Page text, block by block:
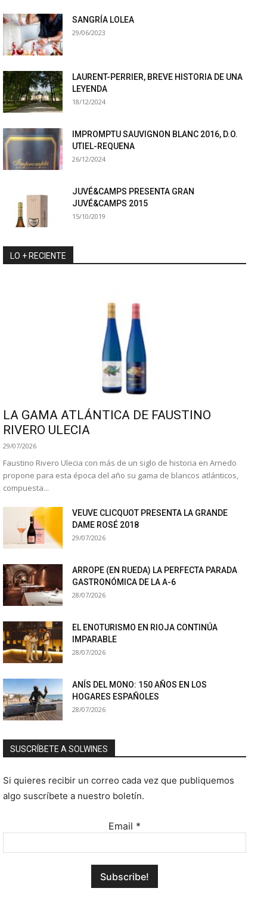
SANGRÍA LOLEA
29/06/2023
LAURENT-PERRIER, BREVE HISTORIA DE UNA
LEYENDA
18/12/2024
IMPROMPTU SAUVIGNON BLANC 2016, D.O.
UTIEL-REQUENA
26/12/2024
JUVÉ&CAMPS PRESENTA GRAN
JUVÉ&CAMPS 2015
15/10/2019
LO + RECIENTE
LA GAMA ATLÁNTICA DE FAUSTINO
RIVERO ULECIA
29/07/2026
Faustino Rivero Ulecia con más de un siglo de historia en Arnedo
propone para esta época del año su gama de blancos atlánticos,
compuesta...
VEUVE CLICQUOT PRESENTA LA GRANDE
DAME ROSÉ 2018
29/07/2026
ARROPE (EN RUEDA) LA PERFECTA PARADA
GASTRONÓMICA DE LA A-6
28/07/2026
EL ENOTURISMO EN RIOJA CONTINÚA
IMPARABLE
28/07/2026
ANÍS DEL MONO: 150 AÑOS EN LOS
HOGARES ESPAÑOLES
28/07/2026
SUSCRÍBETE A SOLWINES
Si quieres recibir un correo cada vez que publiquemos
algo suscríbete a nuestro boletín.
Email *